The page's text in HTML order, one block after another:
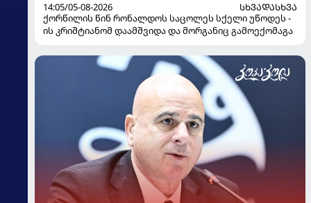
14:05/05-08-2026
ᲡᲮᲕᲐᲓᲐᲡᲮᲕᲐ
ქორწილის წინ რონალდოს საცოლეს სქელი უწოდეს -
ის კრიშტიანომ დაამშვიდა და მორგანიც გამოექომაგა